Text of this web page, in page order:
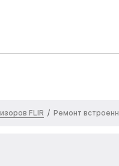
FLIR / Ремонт